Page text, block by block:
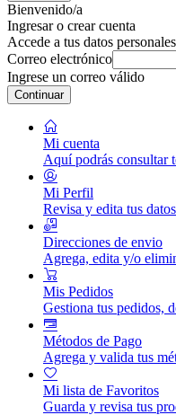
Bienvenido/a
Ingresar o crear cuenta
Accede a tus datos
Correo electrónico
Ingrese un correo válido
Continuar
Mi cuenta
Aquí podrás consultar
Mi Perfil
Revisa y edita tus
Direcciones de envio
Agrega, edita y/o
Mis Pedidos
Gestiona tus pedidos,
Métodos de Pago
Agrega y valida tus
Mi lista de Favoritos
Guarda y revisa tus